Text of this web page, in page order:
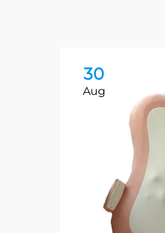
30
Aug